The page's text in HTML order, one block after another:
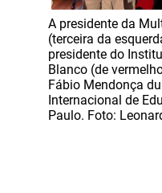
A presidente da
(terceira da
presidente do
Blanco (de
Fábio Mendonça
Internacional de
Paulo. Foto: